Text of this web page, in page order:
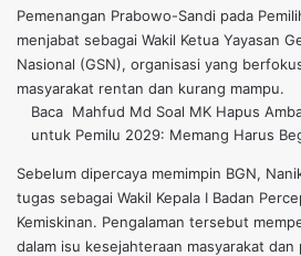
Pemenangan Prabowo-Sandi pada
menjabat sebagai Wakil Ketua Yayasan
Nasional (GSN), organisasi yang
masyarakat rentan dan kurang mampu.
Baca Mahfud Md Soal MK Hapus
untuk Pemilu 2029: Memang Harus
Sebelum dipercaya memimpin BGN,
tugas sebagai Wakil Kepala I Badan
Kemiskinan. Pengalaman tersebut
dalam isu kesejahteraan masyarakat